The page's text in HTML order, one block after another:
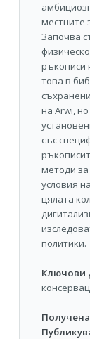
местните
Започва
ръкописи
това в
на Arwi,
със
методи
условия
цялата
политики.
Ключови